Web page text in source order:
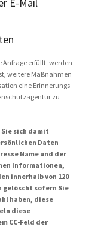
Anfrage erfüllt, werden
weitere Maßnahmen
eine Erinnerungs-
zu
sich damit
Daten
Name und der
Informationen,
innerhalb von 120
gelöscht sofern Sie
haben, diese
diese
CC-Feld der